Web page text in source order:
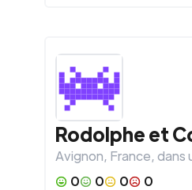
Rodolphe et
Avignon, France, dans
0
0 0
0